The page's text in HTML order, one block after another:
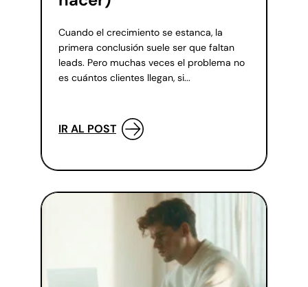
Cuando el crecimiento se estanca, la
primera conclusión suele ser que faltan
leads. Pero muchas veces el problema no
es cuántos clientes llegan, si...
IR AL POST